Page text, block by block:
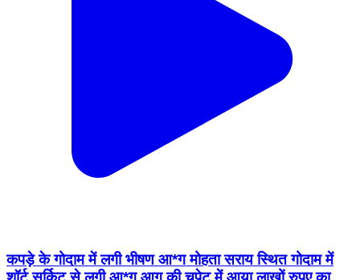
कपड़े के गोदाम में लगी भीषण आ*ग मोहता सराय स्थित गोदाम में